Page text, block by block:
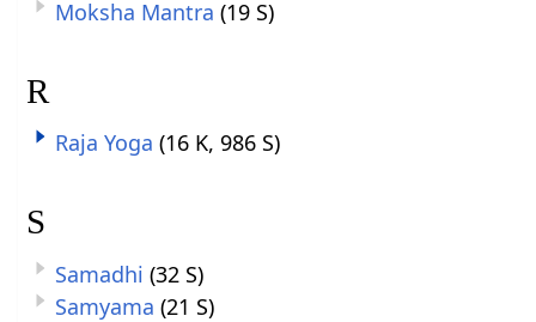
Moksha Mantra (19 S)
R
Raja Yoga (16 K, 986 S)
S
Samadhi (32 S)
Samyama (21 S)